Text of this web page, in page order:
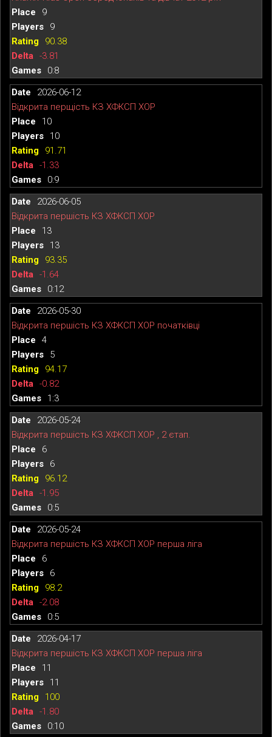
9
9
90.38
-3.81
0:8
2026-06-12
Відкрита перщість КЗ ХФКСП ХОР
10
10
91.71
-1.33
0:9
2026-06-05
Відкрита першість КЗ ХФКСП ХОР
13
13
93.35
-1.64
0:12
2026-05-30
Відкрита першість КЗ ХФКСП ХОР початківці
4
5
94.17
-0.82
1:3
2026-05-24
Відкрита першість КЗ ХФКСП ХОР , 2 єтап.
6
6
96.12
-1.95
0:5
2026-05-24
Відкрита першість КЗ ХФКСП ХОР перша ліга
6
6
98.2
-2.08
0:5
2026-04-17
Відкрита першість КЗ ХФКСП ХОР перша ліга
11
11
100
-1.80
0:10